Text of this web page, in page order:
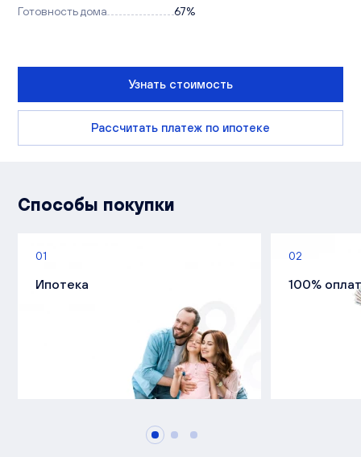
Готовность дома
67%
Узнать стоимость
Рассчитать платеж по ипотеке
Способы покупки
01
Ипотека
02
100%